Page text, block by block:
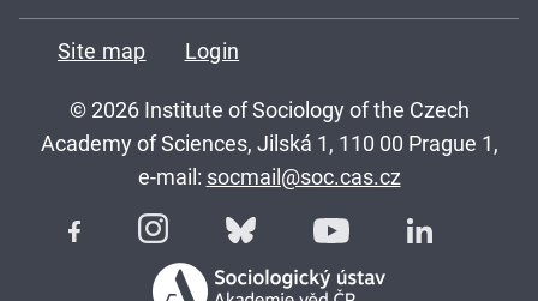
Site map Login
© 2026 Institute of Sociology of the Czech
Academy of Sciences, Jilská 1, 110 00 Prague 1,
e-mail: socmail@soc.cas.cz